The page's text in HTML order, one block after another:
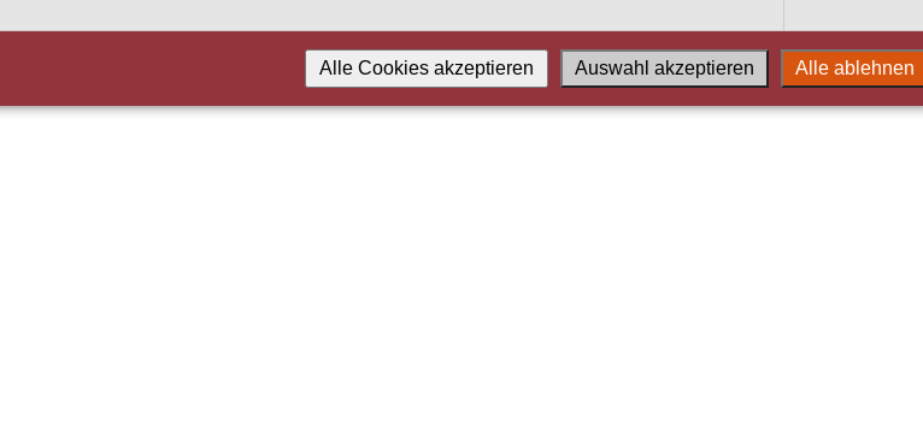
Alle ablehnen
Auswahl akzeptieren
Alle Cookies akzeptieren